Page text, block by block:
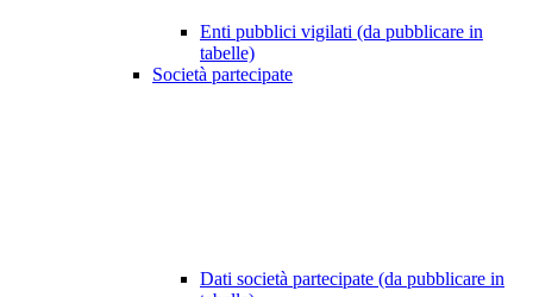
Enti pubblici vigilati (da pubblicare in
tabelle)
Società partecipate
Dati società partecipate (da pubblicare in